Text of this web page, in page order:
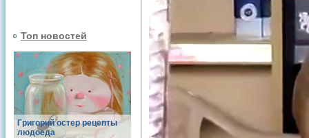
Топ новостей
Григорий остер рецепты
людоеда